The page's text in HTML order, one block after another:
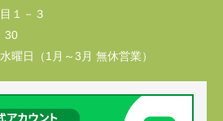
１－３
30
曜日（1月～3月 無休営業）